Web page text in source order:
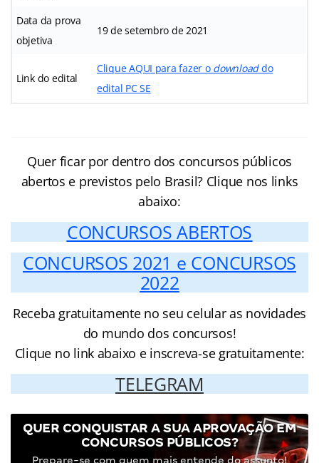
Data da prova
objetiva
19 de setembro de 2021
Link do edital
Clique AQUI para fazer o downloaddo
edital PC SE
Quer ficar por dentro dos concursos públicos
abertos e previstos pelo Brasil? Clique nos links
abaixo:
CONCURSOS ABERTOS
CONCURSOS 2021 e CONCURSOS
2022
Receba gratuitamente no seu celular as novidades
do mundo dos concursos!
Clique no link abaixo e inscreva-se gratuitamente:
TELEGRAM
QUER CONQUISTAR A SUA APROVAÇÃO EM
CONCURSOS PÚBLICOS?
Prepare-se com quem mais entende do assunto!